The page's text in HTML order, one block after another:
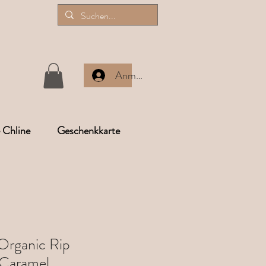
Anmelden
Chline Geschenkkarte
Rip